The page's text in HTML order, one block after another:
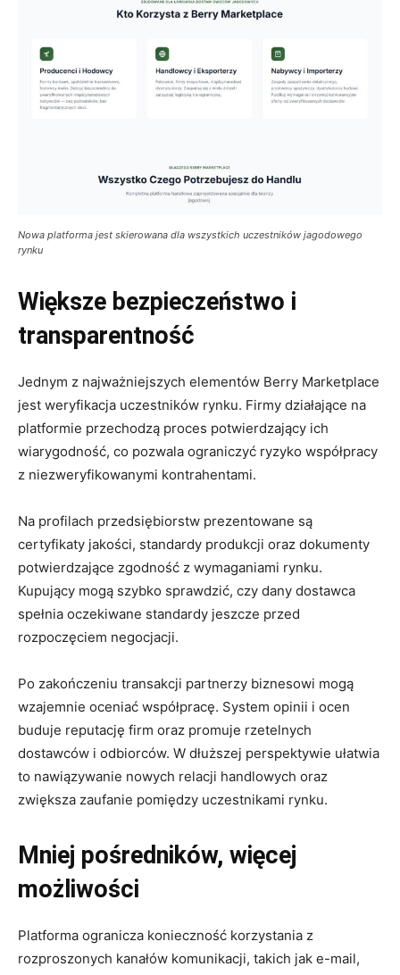
Nowa platforma jest skierowana dla wszystkich uczestników jagodowego
rynku
Większe bezpieczeństwo i
transparentność
Jednym z najważniejszych elementów Berry Marketplace
jest weryfikacja uczestników rynku. Firmy działające na
platformie przechodzą proces potwierdzający ich
wiarygodność, co pozwala ograniczyć ryzyko współpracy
z niezweryfikowanymi kontrahentami.
Na profilach przedsiębiorstw prezentowane są
certyfikaty jakości, standardy produkcji oraz dokumenty
potwierdzające zgodność z wymaganiami rynku.
Kupujący mogą szybko sprawdzić, czy dany dostawca
spełnia oczekiwane standardy jeszcze przed
rozpoczęciem negocjacji.
Po zakończeniu transakcji partnerzy biznesowi mogą
wzajemnie oceniać współpracę. System opinii i ocen
buduje reputację firm oraz promuje rzetelnych
dostawców i odbiorców. W dłuższej perspektywie ułatwia
to nawiązywanie nowych relacji handlowych oraz
zwiększa zaufanie pomiędzy uczestnikami rynku.
Mniej pośredników, więcej
możliwości
Platforma ogranicza konieczność korzystania z
rozproszonych kanałów komunikacji, takich jak e-mail,